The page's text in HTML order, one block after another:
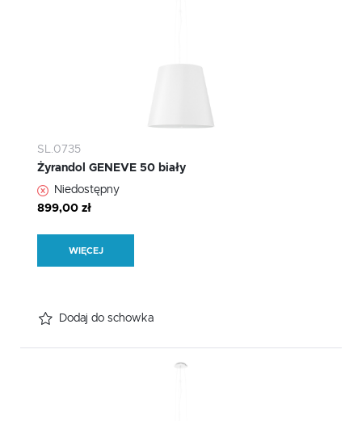
SL.0735
Żyrandol GENEVE 50 biały
Niedostępny
899,00 zł
WIĘCEJ
Dodaj do schowka